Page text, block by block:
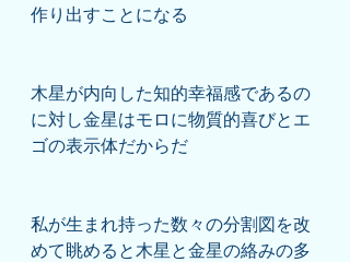
作り出すことになる
木星が内向した知的幸福感であるの
に対し金星はモロに物質的喜びとエ
ゴの表示体だからだ
私が生まれ持った数々の分割図を改
めて眺めると木星と金星の絡みの多